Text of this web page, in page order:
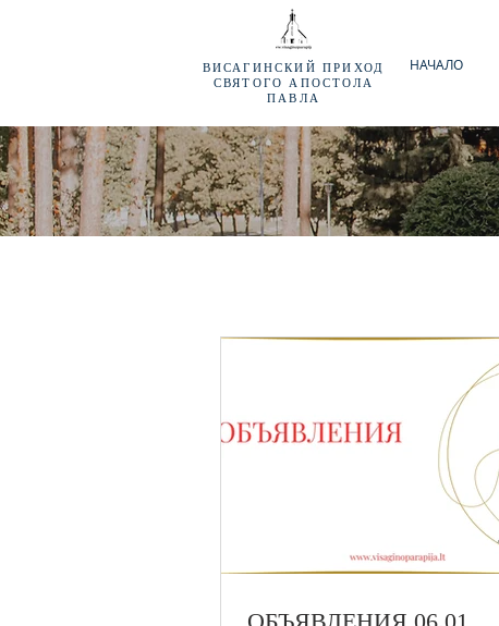
ВИСАГИНСКИЙ ПРИХОД
СВЯТОГО АПОСТОЛА
ПАВЛА
НАЧАЛО